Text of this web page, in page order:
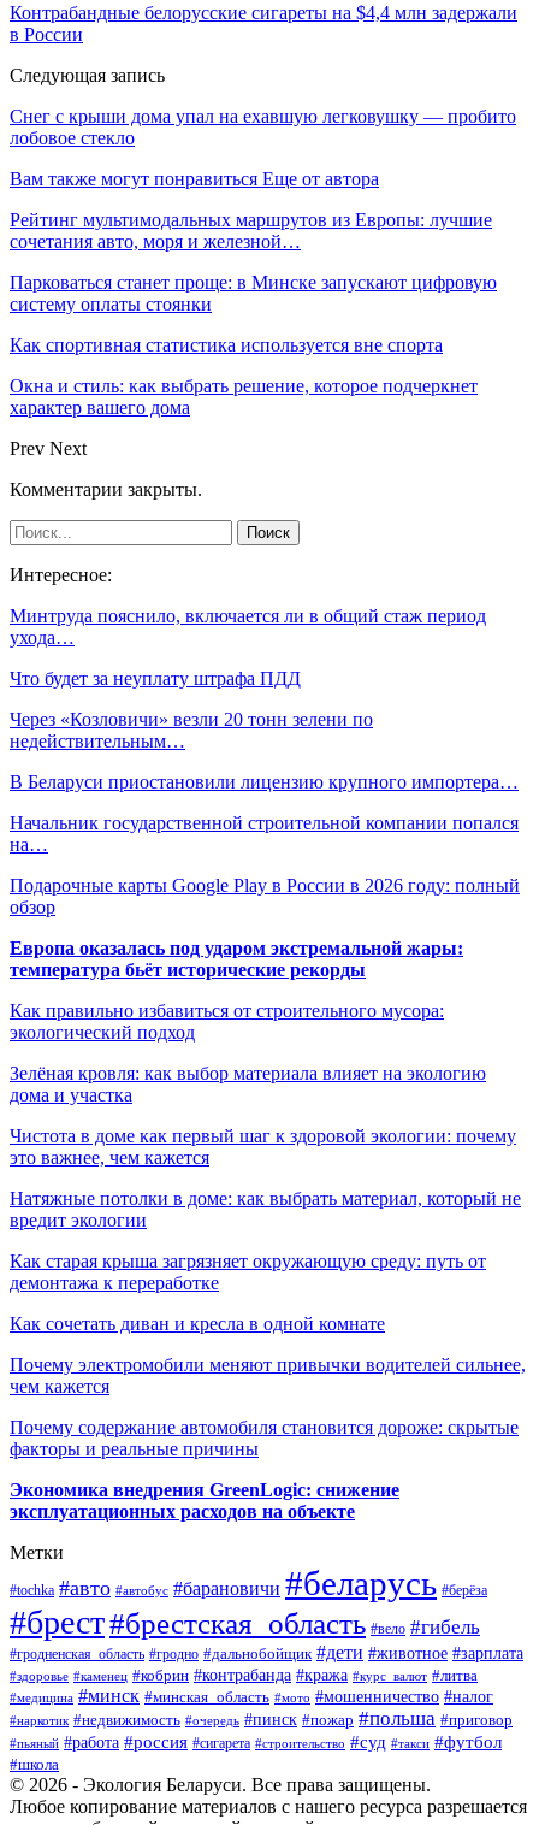
Контрабандные белорусские сигареты на $4,4 млн задержали
в России
Следующая запись
Снег с крыши дома упал на ехавшую легковушку — пробито
лобовое стекло
Вам также могут понравиться Еще от автора
Рейтинг мультимодальных маршрутов из Европы: лучшие
сочетания авто, моря и железной…
Парковаться станет проще: в Минске запускают цифровую
систему оплаты стоянки
Как спортивная статистика используется вне спорта
Окна и стиль: как выбрать решение, которое подчеркнет
характер вашего дома
Prev Next
Комментарии закрыты.
Интересное:
Минтруда пояснило, включается ли в общий стаж период
ухода…
Что будет за неуплату штрафа ПДД
Через «Козловичи» везли 20 тонн зелени по
недействительным…
В Беларуси приостановили лицензию крупного импортера…
Начальник государственной строительной компании попался
на…
Подарочные карты Google Play в России в 2026 году: полный
обзор
Европа оказалась под ударом экстремальной жары:
температура бьёт исторические рекорды
Как правильно избавиться от строительного мусора:
экологический подход
Зелёная кровля: как выбор материала влияет на экологию
дома и участка
Чистота в доме как первый шаг к здоровой экологии: почему
это важнее, чем кажется
Натяжные потолки в доме: как выбрать материал, который не
вредит экологии
Как старая крыша загрязняет окружающую среду: путь от
демонтажа к переработке
Как сочетать диван и кресла в одной комнате
Почему электромобили меняют привычки водителей сильнее,
чем кажется
Почему содержание автомобиля становится дороже: скрытые
факторы и реальные причины
Экономика внедрения GreenLogic: снижение
эксплуатационных расходов на объекте
Метки
#tochka #авто #автобус #барановичи #беларусь #берёза
#брест#брестская_область #вело #гибель
#гродненская_область #гродно #дальнобойщик #дети #животное #зарплата
#здоровье #каменец #кобрин #контрабанда #кража #курс_валют #литва
#медицина #минск #минская_область #мото #мошенничество #налог
#наркотик #недвижимость #очередь #пинск #пожар #польша #приговор
#пьяный #работа #россия #сигарета #строительство #суд #такси #футбол
#школа
© 2026 - Экология Беларуси. Все права защищены.
Любое копирование материалов с нашего ресурса разрешается